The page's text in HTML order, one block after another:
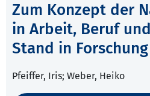
Zum Konzept der
in Arbeit, Beruf
Stand in
Pfeiffer, Iris; Weber, Heiko